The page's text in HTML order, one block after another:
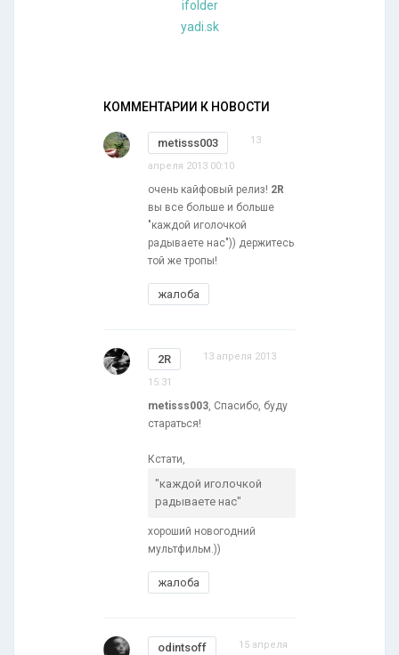
ifolder
yadi.sk
КОММЕНТАРИИ К НОВОСТИ
metisss003 13
апреля 2013 00:10
очень кайфовый релиз! 2R
вы все больше и больше
"каждой иголочкой
радываете нас")) держитесь
той же тропы!
жалоба
2R 13 апреля 2013
15:31
metisss003, Спасибо, буду
стараться!
Кстати,
"каждой иголочкой
радываете нас"
хороший новогодний
мультфильм.))
жалоба
odintsoff 15 апреля